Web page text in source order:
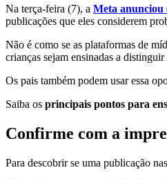
Na terça-feira (7), a Meta anunciou
publicações que eles considerem
Não é como se as plataformas de
crianças sejam ensinadas a
Os pais também podem usar essa
Saiba os principais pontos para
Confirme com a
Para descobrir se uma publicação